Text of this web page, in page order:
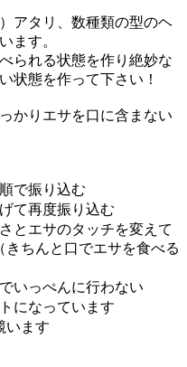
アタリ、数種類の型のヘ
ます。
られる状態を作り絶妙な
状態を作って下さい！
かりエサを口に含まない
で振り込む
て再度振り込む
とエサのタッチを変えて
ちんと口でエサを食べる
いっぺんに行わない
になっています
います